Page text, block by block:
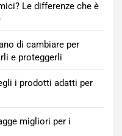
Le differenze che è
di cambiare per
e proteggerli
i prodotti adatti per
migliori per i